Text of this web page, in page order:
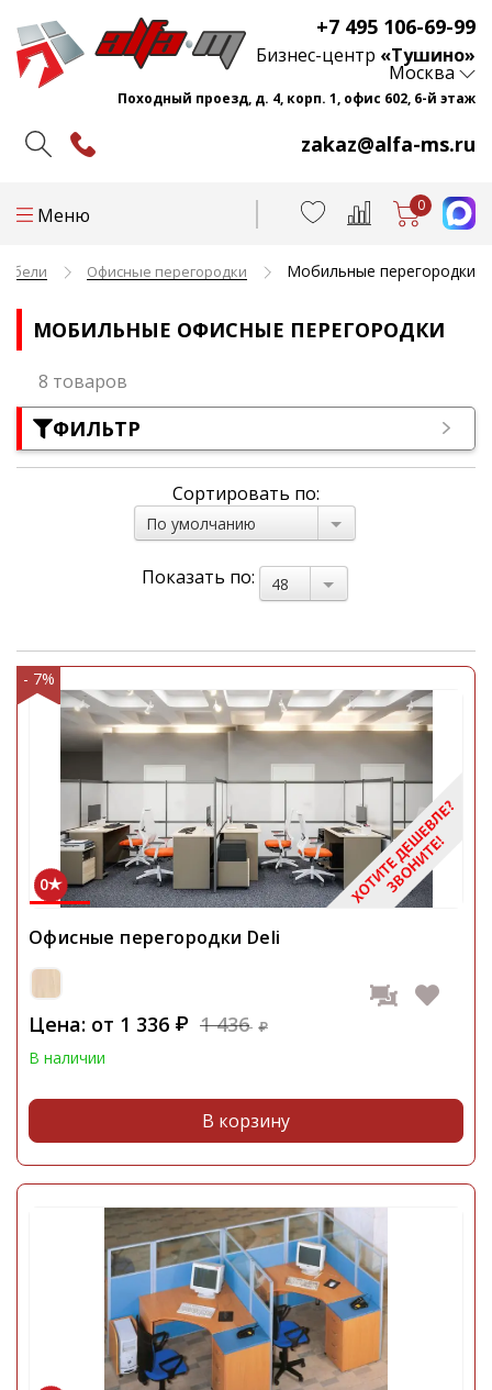
+7 495 106-69-99
zakaz@alfa-ms.ru
Бизнес-центр «Тушино»
Москва
Походный проезд, д. 4, корп. 1, офис 602, 6-й этаж
Меню 0
Офисные перегородки Мобильные перегородки
МОБИЛЬНЫЕ ОФИСНЫЕ ПЕРЕГОРОДКИ
8 товаров
ФИЛЬТР
Сортировать по:
По умолчанию
Показать по: 48
- 7%
0
Офисные перегородки Deli
Цена: от 1 336 ₽ 1 436 ₽
В наличии
В корзину